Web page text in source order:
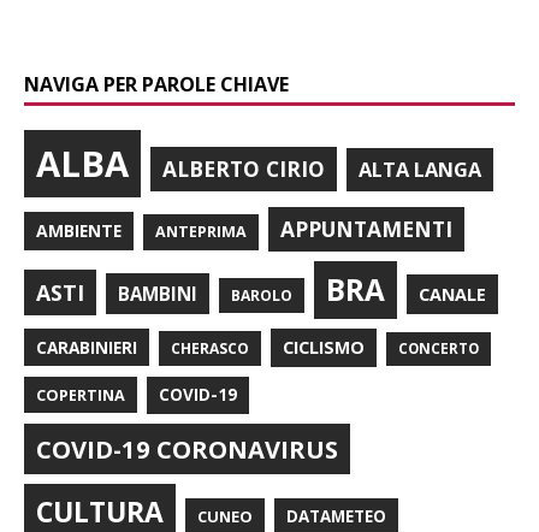
NAVIGA PER PAROLE CHIAVE
ALBA ALBERTO CIRIO ALTA LANGA
AMBIENTE ANTEPRIMA APPUNTAMENTI
ASTI BAMBINI BAROLO BRA CANALE
CARABINIERI CHERASCO CICLISMO CONCERTO
COPERTINA COVID-19
COVID-19 CORONAVIRUS
CULTURA CUNEO DATAMETEO